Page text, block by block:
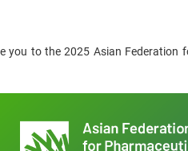
you to the 2025 Asian Federation